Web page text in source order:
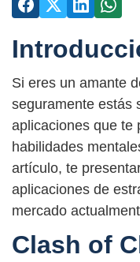
Si eres un amante
seguramente estás
aplicaciones que te
habilidades
artículo, te
aplicaciones de
mercado
Clash of